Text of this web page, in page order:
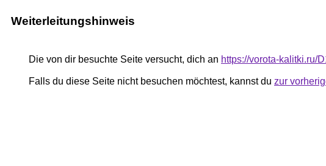
Weiterleitungshinweis
Die von dir besuchte Seite versucht, dich an https://vorota-kalitki.ru/
Falls du diese Seite nicht besuchen möchtest, kannst du zur